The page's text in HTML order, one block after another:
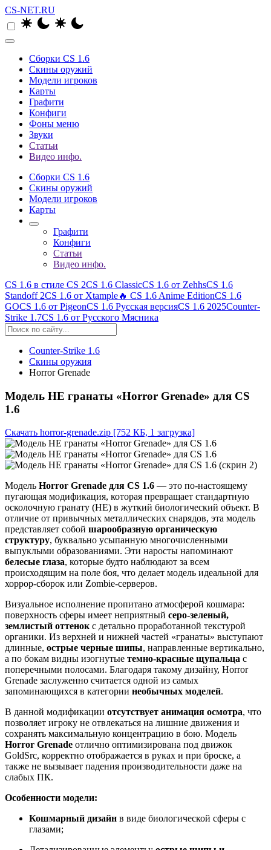
CS-NET.RU
Сборки CS 1.6
Скины оружий
Модели игроков
Карты
Графити
Конфиги
Фоны меню
Звуки
Статьи
Видео инфо.
Сборки CS 1.6
Скины оружий
Модели игроков
Карты
Графити
Конфиги
Статьи
Видео инфо.
CS 1.6 в стиле CS 2CS 1.6 ClassicCS 1.6 от ZehhsCS 1.6
Standoff 2CS 1.6 от Xtample🔥 CS 1.6 Anime EditionCS 1.6
GOCS 1.6 от PigeonCS 1.6 Русская версияCS 1.6 2025Counter-
Strike 1.7CS 1.6 от Русского Мясника
Counter-Strike 1.6
Скины оружия
Horror Grenade
Модель HE гранаты «Horror Grenade» для CS
1.6
Скачать horror-grenade.zip [752 КБ, 1 загрузка]
Модель Horror Grenade для CS 1.6 — это по-настоящему
пугающая модификация, которая превращает стандартную
осколочную гранату (HE) в жуткий биологический объект. В
отличие от привычных металлических снарядов, эта модель
представляет собой шарообразную органическую
структуру, буквально усыпанную многочисленными
выпуклыми образованиями. Эти наросты напоминают
белесые глаза, которые будто наблюдают за всем
происходящим на поле боя, что делает модель идеальной для
хоррор-сборок или Zombie-серверов.
Визуальное исполнение пропитано атмосферой кошмара:
поверхность сферы имеет неприятный серо-зеленый,
землистый оттенокс детально проработанной текстурой
органики. Из верхней и нижней частей «гранаты» выступают
длинные, острые черные шипы, направленные вертикально,
а по бокам видны изогнутые темно-красные щупальца с
поперечными полосами. Благодаря такому дизайну, Horror
Grenade заслуженно считается одной из самых
запоминающихся в категории необычных моделей.
В данной модификации отсутствует анимация осмотра, что
позволяет игроку не отвлекаться на лишние движения и
сохранять максимальную концентрацию в бою. Модель
Horror Grenade отлично оптимизирована под движок
GoldSrc, корректно отображается в руках и при броске, а
также не вызывает падения производительности даже на
слабых ПК.
Особенности модели:
Кошмарный дизайн в виде биологической сферы с
глазами;